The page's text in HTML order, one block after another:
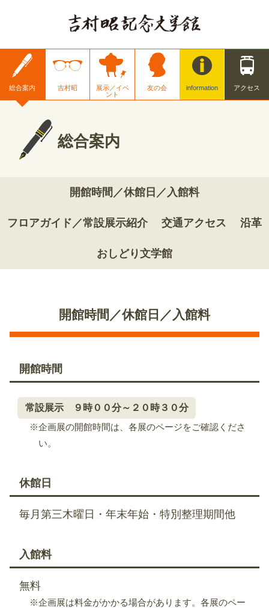
総合案内 吉村昭
展示／イベ
ント
友の会 information アクセス
総合案内
開館時間／休館日／入館料
フロアガイド／常設展示紹介 交通アクセス 沿革
おしどり文学館
開館時間／休館日／入館料
開館時間
常設展示 ９時００分～２０時３０分
※企画展の開館時間は、各展のページをご確認くださ
い。
休館日
毎月第三木曜日・年末年始・特別整理期間他
入館料
無料
※企画展は料金がかかる場合があります。各展のペー